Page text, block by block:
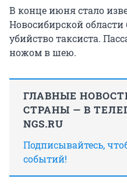
В конце июня стало
Новосибирской
убийство таксиста.
ножом в шею.
ГЛАВНЫЕ
СТРАНЫ — В
NGS.RU
Подписывайтесь,
событий!